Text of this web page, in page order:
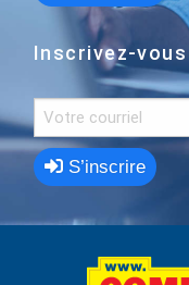
Inscrivez-
S’inscrire